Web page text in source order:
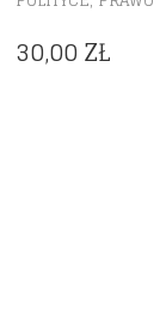
30,00ZŁ